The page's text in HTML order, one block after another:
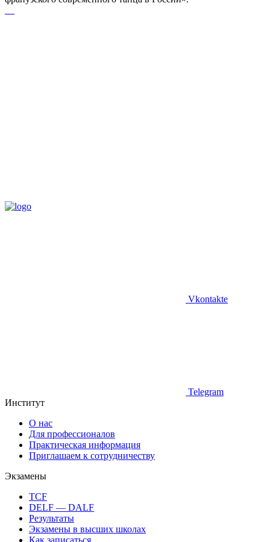
Vkontakte
Telegram
Институт
О нас
Для профессионалов
Практическая информация
Приглашаем к сотрудничеству
Экзамены
TCF
DELF — DALF
Результаты
Экзамены в высших школах
Как записаться